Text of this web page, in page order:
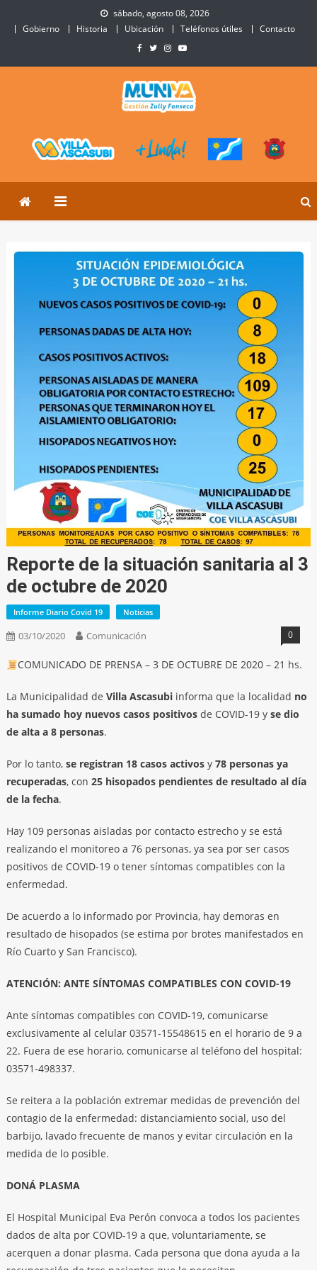
sábado, agosto 08, 2026
Gobierno
Historia Ubicación Teléfonos útiles Contacto
Ascasubi
Reporte de la situación sanitaria al 3
de octubre de 2020
Informe Diario Covid 19 Noticias
03/10/2020 Comunicación 0
COMUNICADO DE PRENSA – 3 DE OCTUBRE DE 2020 – 21 hs.
La Municipalidad de Villa Ascasubiinforma que la localidad no
ha sumado hoy nuevos casos positivos de COVID-19 y se dio
de alta a 8 personas.
Por lo tanto, se registran 18 casos activos y 78 personas ya
recuperadas, con 25 hisopados pendientes de resultado al día
de la fecha.
Hay 109 personas aisladas por contacto estrecho y se está
realizando el monitoreo a 76 personas, ya sea por ser casos
positivos de COVID-19 o tener síntomas compatibles con la
enfermedad.
De acuerdo a lo informado por Provincia, hay demoras en
resultado de hisopados (se estima por brotes manifestados en
Río Cuarto y San Francisco).
ATENCIÓN: ANTE SÍNTOMAS COMPATIBLES CON COVID-19
Ante síntomas compatibles con COVID-19, comunicarse
exclusivamente al celular 03571-15548615 en el horario de 9 a
22. Fuera de ese horario, comunicarse al teléfono del hospital:
03571-498337.
Se reitera a la población extremar medidas de prevención del
contagio de la enfermedad: distanciamiento social, uso del
barbijo, lavado frecuente de manos y evitar circulación en la
medida de lo posible.
DONÁ PLASMA
El Hospital Municipal Eva Perón convoca a todos los pacientes
dados de alta por COVID-19 a que, voluntariamente, se
acerquen a donar plasma. Cada persona que dona ayuda a la